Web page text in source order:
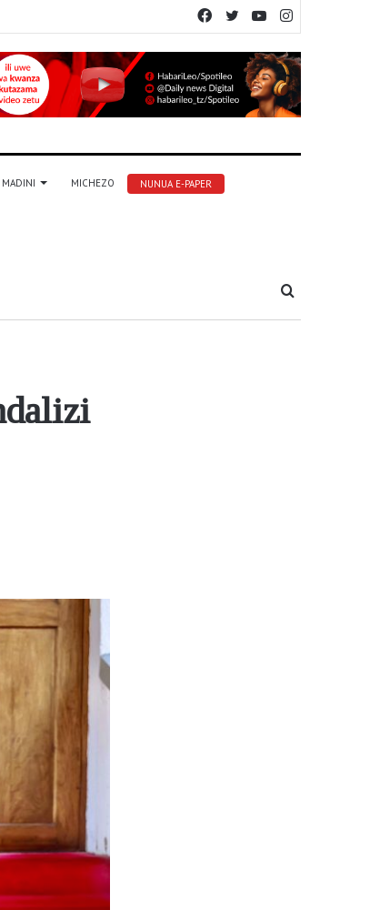
YouTube
Twitter
Facebook
MADINI MICHEZO NUNUA E-PAPER
Tafuta